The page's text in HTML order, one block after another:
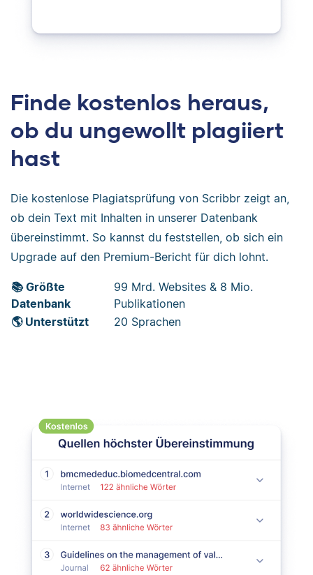
Finde kostenlos heraus,
ob du ungewollt plagiiert
hast
Die kostenlose Plagiatsprüfung von Scribbr zeigt an,
ob dein Text mit Inhalten in unserer Datenbank
übereinstimmt. So kannst du feststellen, ob sich ein
Upgrade auf den Premium-Bericht für dich lohnt.
📚 Größte
Datenbank
99 Mrd. Websites & 8 Mio.
Publikationen
🌎 Unterstützt
20 Sprachen